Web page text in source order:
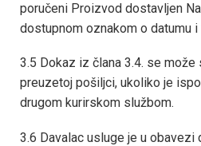
poručeni Proizvod dostavljen
dostupnom oznakom o datumu
3.5 Dokaz iz člana 3.4. se
preuzetoj pošiljci, ukoliko je
drugom kurirskom službom.
3.6 Davalac usluge je u obavezi